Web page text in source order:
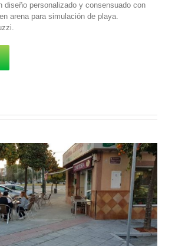
diseño personalizado y consensuado con
arena para simulación de playa.